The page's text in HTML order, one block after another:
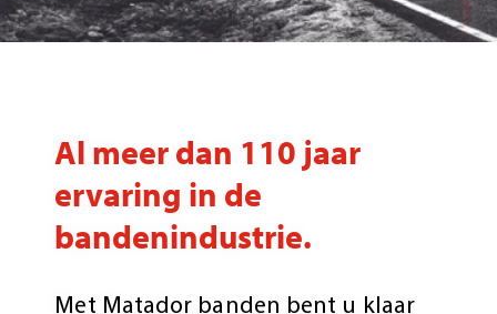
Al meer dan 110 jaar
ervaring in de
bandenindustrie.
Met Matador banden bent u klaar